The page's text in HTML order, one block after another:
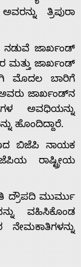
ತ್ರಿಪುರಾ
ನಡುವೆ ಜಾರ್ಖಂಡ್
ಮತ್ತು ಜಾರ್ಖಂಡ್
ಮೊದಲ ಬಾರಿಗೆ
ಜಾರ್ಖಂಡ್‌ನ
ಅವಧಿಯನ್ನು
ಹೊಂದಿದ್ದಾರೆ.
ಬಿಜೆಪಿ ನಾಯಕ
ರಾಷ್ಟ್ರೀಯ
ದ್ರೌಪದಿ ಮುರ್ಮು
ವಹಿಸಿಕೊಂಡ